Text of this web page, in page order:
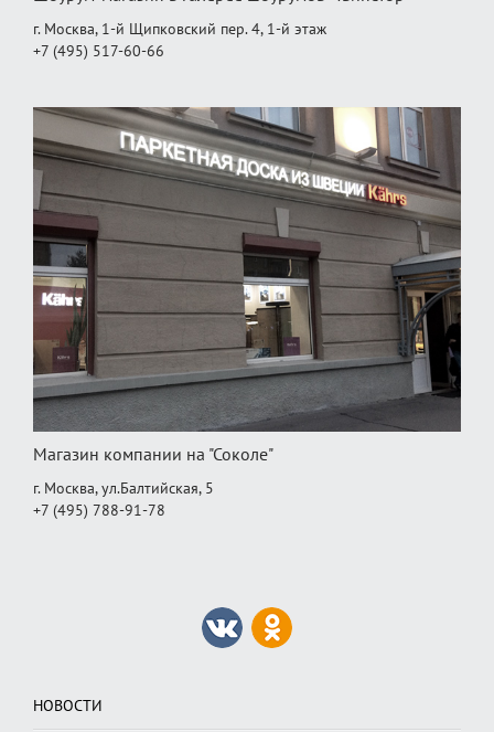
г. Москва, 1-й Щипковский пер. 4, 1‑й этаж
+7 (495) 517-60-66
Магазин компании на "Соколе"
г. Москва, ул.Балтийская, 5
+7 (495) 788-91-78
НОВОСТИ